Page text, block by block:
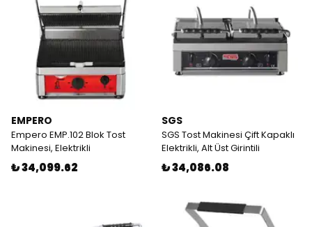
EMPERO
Empero EMP.102 Blok Tost
Makinesi, Elektrikli
₺ 34,099.62
SGS
SGS Tost Makinesi Çift Kapaklı
Elektrikli, Alt Üst Girintili
₺ 34,086.08